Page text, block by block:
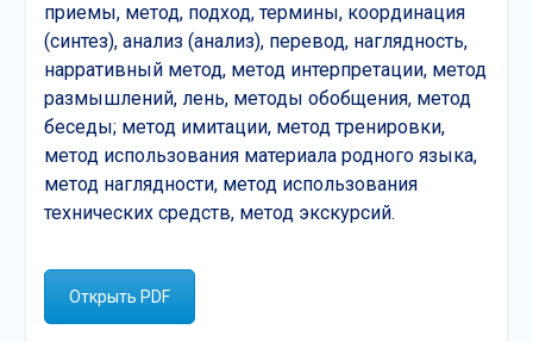
приемы, метод, подход, термины, координация
(синтез), анализ (анализ), перевод, наглядность,
нарративный метод, метод интерпретации, метод
размышлений, лень, методы обобщения, метод
беседы; метод имитации, метод тренировки,
метод использования материала родного языка,
метод наглядности, метод использования
технических средств, метод экскурсий.
Открыть PDF